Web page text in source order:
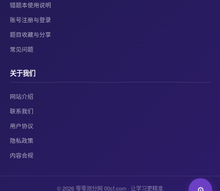
错题本使用说明
账号注册与登录
题目收藏与分享
常见问题
关于我们
网站介绍
联系我们
用户协议
隐私政策
内容合规
© 2026 零零测分网 00cf.com · 让学习更精准